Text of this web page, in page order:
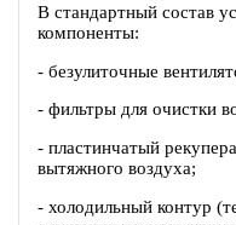
В стандартный состав
компоненты:
- безулиточные
- фильтры для очистки
- пластинчатый
вытяжного воздуха;
- холодильный контур